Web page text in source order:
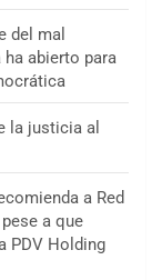
del mal
abierto para
la justicia al
a Red
a que
PDV Holding